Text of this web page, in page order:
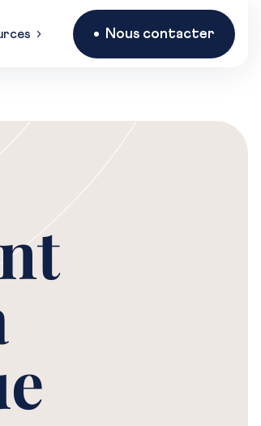
Nous contacter